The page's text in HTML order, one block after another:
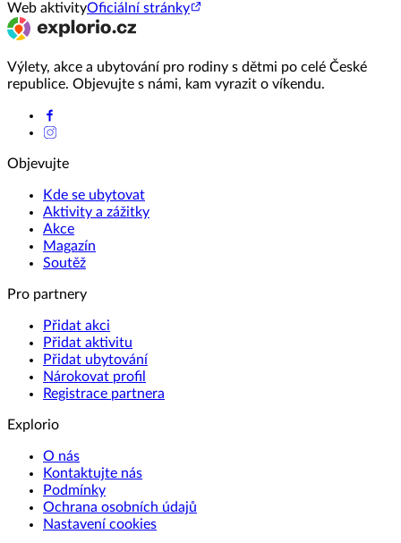
Web aktivityOficiální stránky
Výlety, akce a ubytování pro rodiny s dětmi po celé České
republice. Objevujte s námi, kam vyrazit o víkendu.
Objevujte
Kde se ubytovat
Aktivity a zážitky
Akce
Magazín
Soutěž
Pro partnery
Přidat akci
Přidat aktivitu
Přidat ubytování
Nárokovat profil
Registrace partnera
Explorio
O nás
Kontaktujte nás
Podmínky
Ochrana osobních údajů
Nastavení cookies